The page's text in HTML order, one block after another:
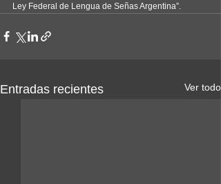
Ley Federal de Lengua de Señas Argentina”.
Entradas recientes Ver todo